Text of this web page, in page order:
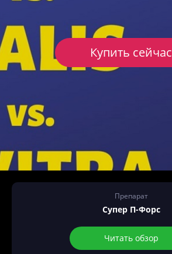
Препарат
Супер П-Форс
Читать обзор
Купить сейчас